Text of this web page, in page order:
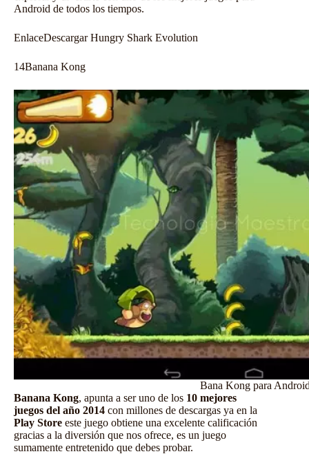
Android de todos los tiempos.
EnlaceDescargar Hungry Shark Evolution
14Banana Kong
Bana Kong para
Banana Kong, apunta a ser uno de los 10 mejores
juegos del año 2014 con millones de descargas ya en la
Play Store este juego obtiene una excelente calificación
gracias a la diversión que nos ofrece, es un juego
sumamente entretenido que debes probar.